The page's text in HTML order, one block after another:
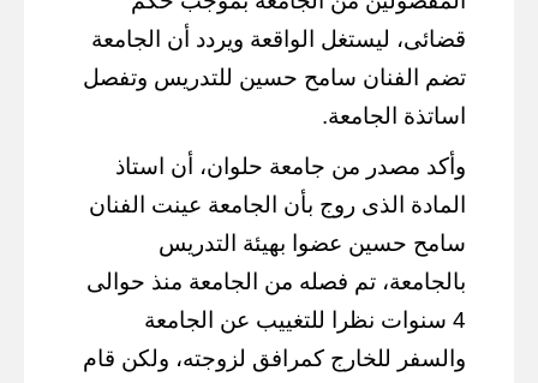
قضائى، ليستغل الواقعة ويردد أن الجامعة
تضم الفنان سامح حسين للتدريس وتفصل
اساتذة الجامعة.
وأكد مصدر من جامعة حلوان، أن استاذ
المادة الذى روج بأن الجامعة عينت الفنان
سامح حسين عضوا بهيئة التدريس
بالجامعة، تم فصله من الجامعة منذ حوالى
4 سنوات نظرا للتغييب عن الجامعة
والسفر للخارج كمرافق لزوجته، ولكن قام